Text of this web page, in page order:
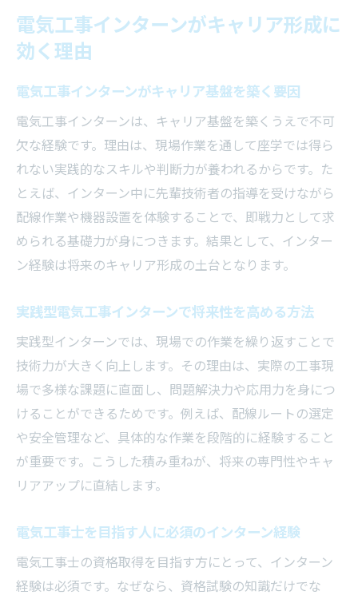
インターンから電気工事業界の未来を展望
する
実務経験を通じた電気工事スキルの習得法
現場で役立つ電気工事の基礎技術を習得す
電気工事インターンが教える安全管理の大
切さ
実務経験が電気工事士の専門性を高める理
電気工事インターンで学ぶ先輩技術者の知
恵
積み重ねた実務が電気工事士の自信につな
がる
インターンで知る電気工事のやりがいと課題
電気工事インターンで実感する仕事の魅力
現場で感じる電気工事のやりがいや充実感
状
電気工事インターンがキャリア形成に
効く理由
電気工事インターンがキャリア基盤を築く要因
電気工事インターンは、キャリア基盤を築くうえで不可
欠な経験です。理由は、現場作業を通して座学では得ら
れない実践的なスキルや判断力が養われるからです。た
とえば、インターン中に先輩技術者の指導を受けながら
配線作業や機器設置を体験することで、即戦力として求
められる基礎力が身につきます。結果として、インター
ン経験は将来のキャリア形成の土台となります。
実践型電気工事インターンで将来性を高める方法
実践型インターンでは、現場での作業を繰り返すことで
技術力が大きく向上します。その理由は、実際の工事現
場で多様な課題に直面し、問題解決力や応用力を身につ
けることができるためです。例えば、配線ルートの選定
や安全管理など、具体的な作業を段階的に経験すること
が重要です。こうした積み重ねが、将来の専門性やキャ
リアアップに直結します。
電気工事士を目指す人に必須のインターン経験
電気工事士の資格取得を目指す方にとって、インターン
経験は必須です。なぜなら、資格試験の知識だけでな